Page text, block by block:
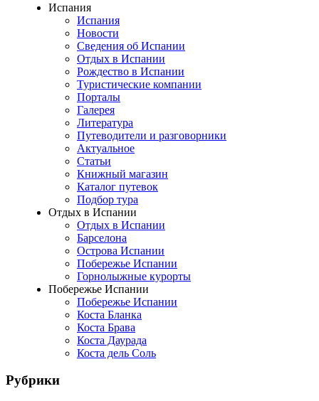
Испания
Испания
Новости
Сведения об Испании
Отдых в Испании
Рождество в Испании
Туристические компании
Порталы
Галерея
Литература
Путеводители и разговорники
Актуальное
Статьи
Книжный магазин
Каталог путевок
Подбор тура
Отдых в Испании
Отдых в Испании
Барселона
Острова Испании
Побережье Испании
Горнолыжные курорты
Побережье Испании
Побережье Испании
Коста Бланка
Коста Брава
Коста Даурада
Коста дель Соль
Рубрики